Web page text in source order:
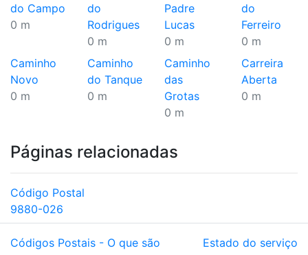
do Campo
0 m
do
Rodrigues
0 m
Padre
Lucas
0 m
do
Ferreiro
0 m
Caminho
Novo
0 m
Caminho
do Tanque
0 m
Caminho
das
Grotas
0 m
Carreira
Aberta
0 m
Páginas relacionadas
Código Postal
9880-026
Códigos Postais - O que são Estado do serviço